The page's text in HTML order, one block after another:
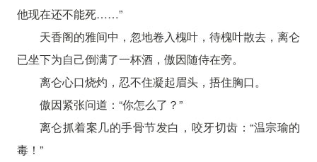
他现在还不能死……”
天香阁的雅间中，忽地卷入槐叶，待槐叶散去，离仑
已坐下为自己倒满了一杯酒，傲因随侍在旁。
离仑心口烧灼，忍不住凝起眉头，捂住胸口。
傲因紧张问道：“你怎么了？”
离仑抓着案几的手骨节发白，咬牙切齿：“温宗瑜的
毒！”